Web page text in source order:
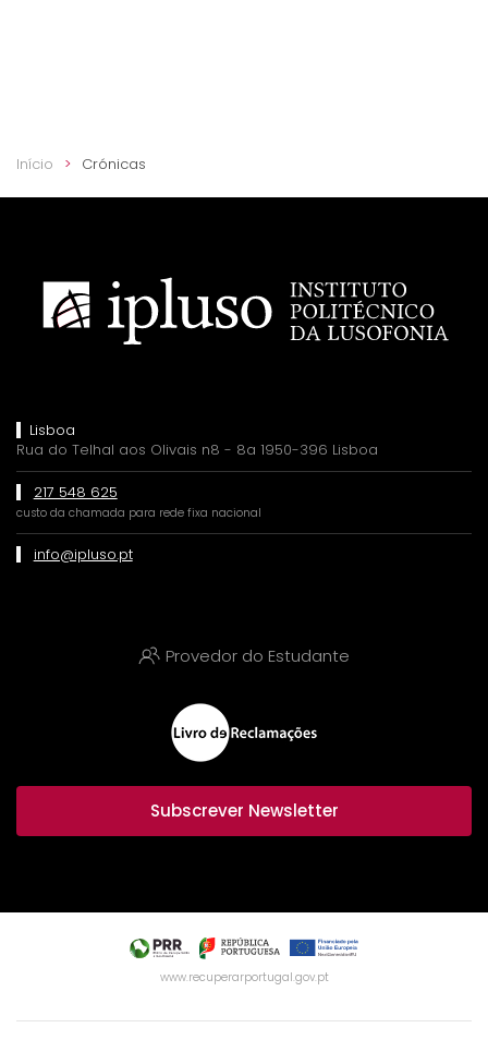
Início Crónicas
Lisboa
Rua do Telhal aos Olivais n8 - 8a 1950-396 Lisboa
217 548 625
custo da chamada para rede fixa nacional
info@ipluso.pt
Provedor do Estudante
Subscrever Newsletter
www.recuperarportugal.gov.pt